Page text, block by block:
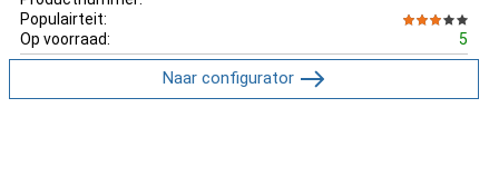
Populairteit:
Op voorraad:
5
Naar configurator